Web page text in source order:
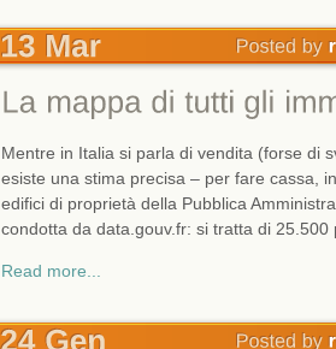
Mentre in Italia si parla di vendita (forse di
esiste una stima precisa – per fare cassa,
edifici di proprietà della Pubblica
condotta da data.gouv.fr: si tratta di
Read more...